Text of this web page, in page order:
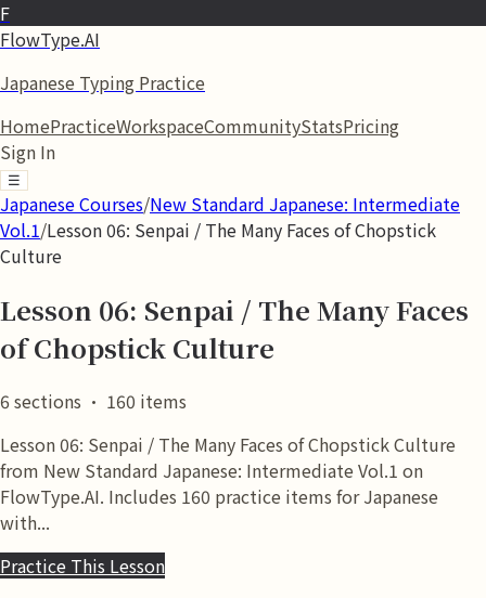
F
FlowType.AI
Japanese Typing Practice
HomePracticeWorkspaceCommunityStatsPricing
Sign In
☰
Japanese Courses/New Standard Japanese: Intermediate
Vol.1/Lesson 06: Senpai / The Many Faces of Chopstick
Culture
Lesson 06: Senpai / The Many Faces
of Chopstick Culture
6sections · 160 items
Lesson 06: Senpai / The Many Faces of Chopstick Culture
from New Standard Japanese: Intermediate Vol.1 on
FlowType.AI. Includes 160 practice items for Japanese
with...
Practice This Lesson